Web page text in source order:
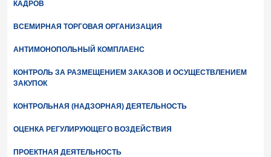
КАДРОВ
ВСЕМИРНАЯ ТОРГОВАЯ ОРГАНИЗАЦИЯ
АНТИМОНОПОЛЬНЫЙ КОМПЛАЕНС
КОНТРОЛЬ ЗА РАЗМЕЩЕНИЕМ ЗАКАЗОВ И ОСУЩЕСТВЛЕНИЕМ
ЗАКУПОК
КОНТРОЛЬНАЯ (НАДЗОРНАЯ) ДЕЯТЕЛЬНОСТЬ
ОЦЕНКА РЕГУЛИРУЮЩЕГО ВОЗДЕЙСТВИЯ
ПРОЕКТНАЯ ДЕЯТЕЛЬНОСТЬ